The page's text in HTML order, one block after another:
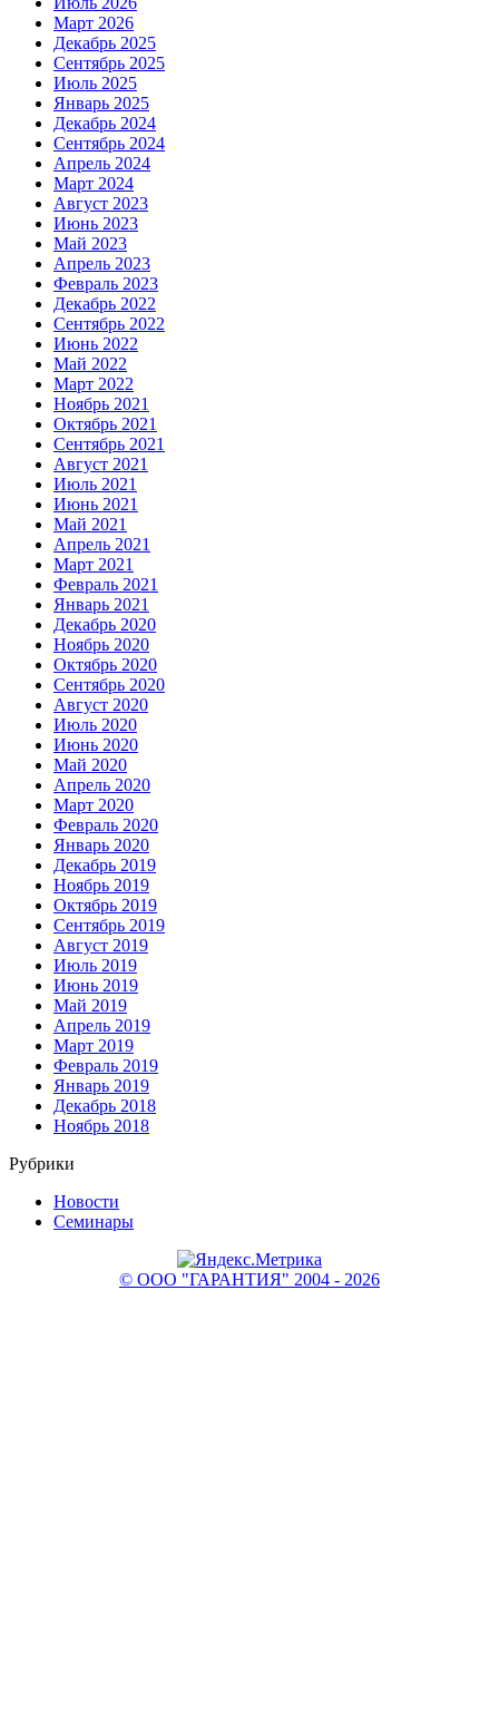
Март 2026
Декабрь 2025
Сентябрь 2025
Июль 2025
Январь 2025
Декабрь 2024
Сентябрь 2024
Апрель 2024
Март 2024
Август 2023
Июнь 2023
Май 2023
Апрель 2023
Февраль 2023
Декабрь 2022
Сентябрь 2022
Июнь 2022
Май 2022
Март 2022
Ноябрь 2021
Октябрь 2021
Сентябрь 2021
Август 2021
Июль 2021
Июнь 2021
Май 2021
Апрель 2021
Март 2021
Февраль 2021
Январь 2021
Декабрь 2020
Ноябрь 2020
Октябрь 2020
Сентябрь 2020
Август 2020
Июль 2020
Июнь 2020
Май 2020
Апрель 2020
Март 2020
Февраль 2020
Январь 2020
Декабрь 2019
Ноябрь 2019
Октябрь 2019
Сентябрь 2019
Август 2019
Июль 2019
Июнь 2019
Май 2019
Апрель 2019
Март 2019
Февраль 2019
Январь 2019
Декабрь 2018
Ноябрь 2018
Рубрики
Новости
Семинары
© ООО "ГАРАНТИЯ" 2004 - 2026